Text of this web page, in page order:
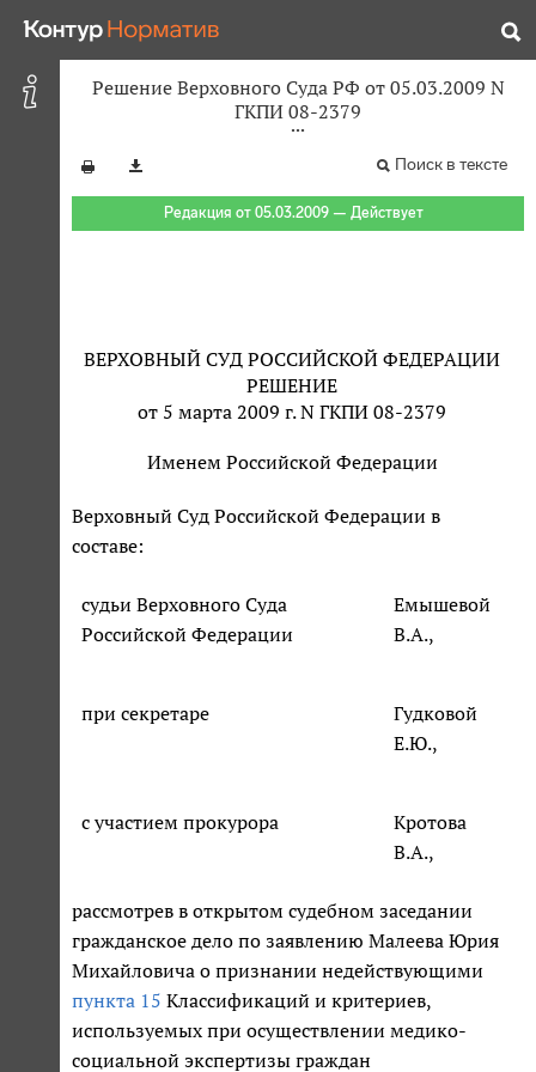
Решение Верховного Суда РФ от 05.03.2009 N
ГКПИ 08-2379
Поиск в тексте
Редакция от 05.03.2009 — Действует
ВЕРХОВНЫЙ СУД РОССИЙСКОЙ ФЕДЕРАЦИИ
РЕШЕНИЕ
от 5 марта 2009 г. N ГКПИ 08-2379
Именем Российской Федерации
Верховный Суд Российской Федерации в
составе:
судьи Верховного Суда
Российской Федерации
Емышевой
В.А.,
при секретаре
Гудковой
Е.Ю.,
с участием прокурора
Кротова
В.А.,
рассмотрев в открытом судебном заседании
гражданское дело по заявлению Малеева Юрия
Михайловича о признании недействующими
пункта 15 Классификаций и критериев,
используемых при осуществлении медико-
социальной экспертизы граждан